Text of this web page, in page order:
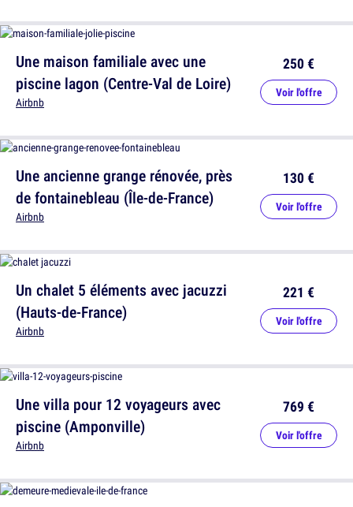
Une ancienne grange rénovée, près
de fontainebleau (Île-de-France)
Airbnb
130 €
Voir l'offre
Une villa pour 12 voyageurs avec
piscine (Amponville)
Airbnb
769 €
Voir l'offre
Une maison familiale avec une
piscine lagon (Centre-Val de Loire)
Airbnb
250 €
Voir l'offre
Un chalet 5 éléments avec jacuzzi
(Hauts-de-France)
Airbnb
221 €
Voir l'offre